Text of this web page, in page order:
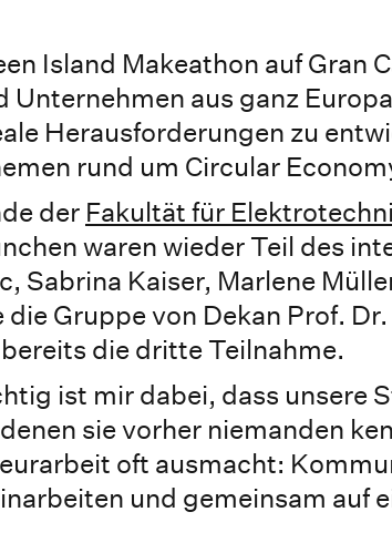
Island Makeathon auf Gran
Unternehmen aus ganz
Herausforderungen zu
rund um Circular
der Fakultät für
waren wieder Teil des
Sabrina Kaiser, Marlene
Gruppe von Dekan Prof.
die dritte Teilnahme.
ist mir dabei, dass unsere
sie vorher niemanden
oft ausmacht:
und gemeinsam auf